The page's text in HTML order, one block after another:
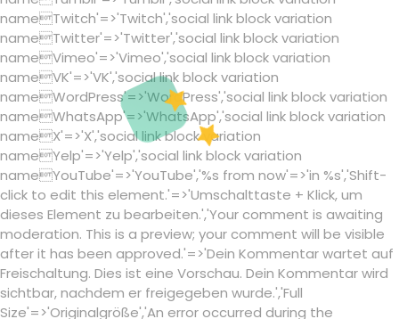
nameTwitch'=>'Twitch','social link block variation
nameTwitter'=>'Twitter','social link block variation
nameVimeo'=>'Vimeo','social link block variation
nameVK'=>'VK','social link block variation
nameWordPress'=>'WordPress','social link block variation
nameWhatsApp'=>'WhatsApp','social link block variation
nameX'=>'X','social link block variation
nameYelp'=>'Yelp','social link block variation
nameYouTube'=>'YouTube','%s from now'=>'in %s','Shift-
click to edit this element.'=>'Umschalttaste + Klick, um
dieses Element zu bearbeiten.','Your comment is awaiting
moderation. This is a preview; your comment will be visible
after it has been approved.'=>'Dein Kommentar wartet auf
Freischaltung. Dies ist eine Vorschau. Dein Kommentar wird
sichtbar, nachdem er freigegeben wurde.','Full
Size'=>'Originalgröße','An error occurred during the